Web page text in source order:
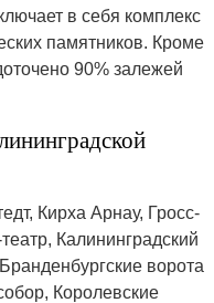
в себя комплекс
памятников. Кроме
90% залежей
Кирха Арнау, Гросс-
Калининградский
ворота
Королевские